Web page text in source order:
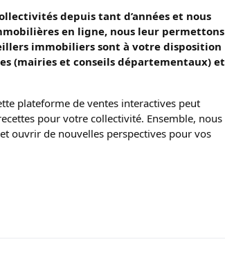
depuis tant d’années et nous
en ligne, nous leur permettons
immobiliers sont à votre disposition
(mairies et conseils départementaux) et
plateforme de ventes interactives peut
pour votre collectivité. Ensemble, nous
ouvrir de nouvelles perspectives pour vos